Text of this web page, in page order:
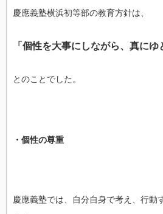
慶應義塾横浜初等部の教育方針は、
「個性を大事にしながら、真にゆ
とのことでした。
・個性の尊重
慶應義塾では、自分自身で考え、行動